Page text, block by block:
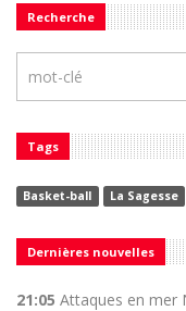
Recherche
Tags
Basket-ball La Sagesse
Dernières nouvelles
21:05 Attaques en mer